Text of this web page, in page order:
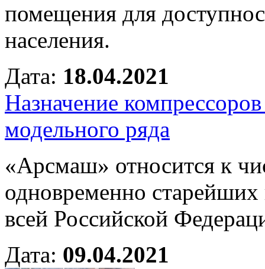
помещения для
населения.
Дата: 18.04.2021
Назначение
модельного ряда
«Арсмаш» относится к
одновременно
всей Российской
Дата: 09.04.2021